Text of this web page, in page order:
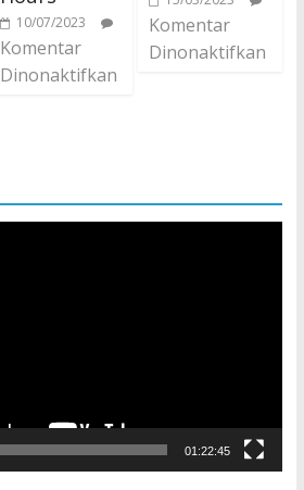
10/07/2023
Komentar
Dinonaktifkan
Komentar
Dinonaktifkan
01:22:45